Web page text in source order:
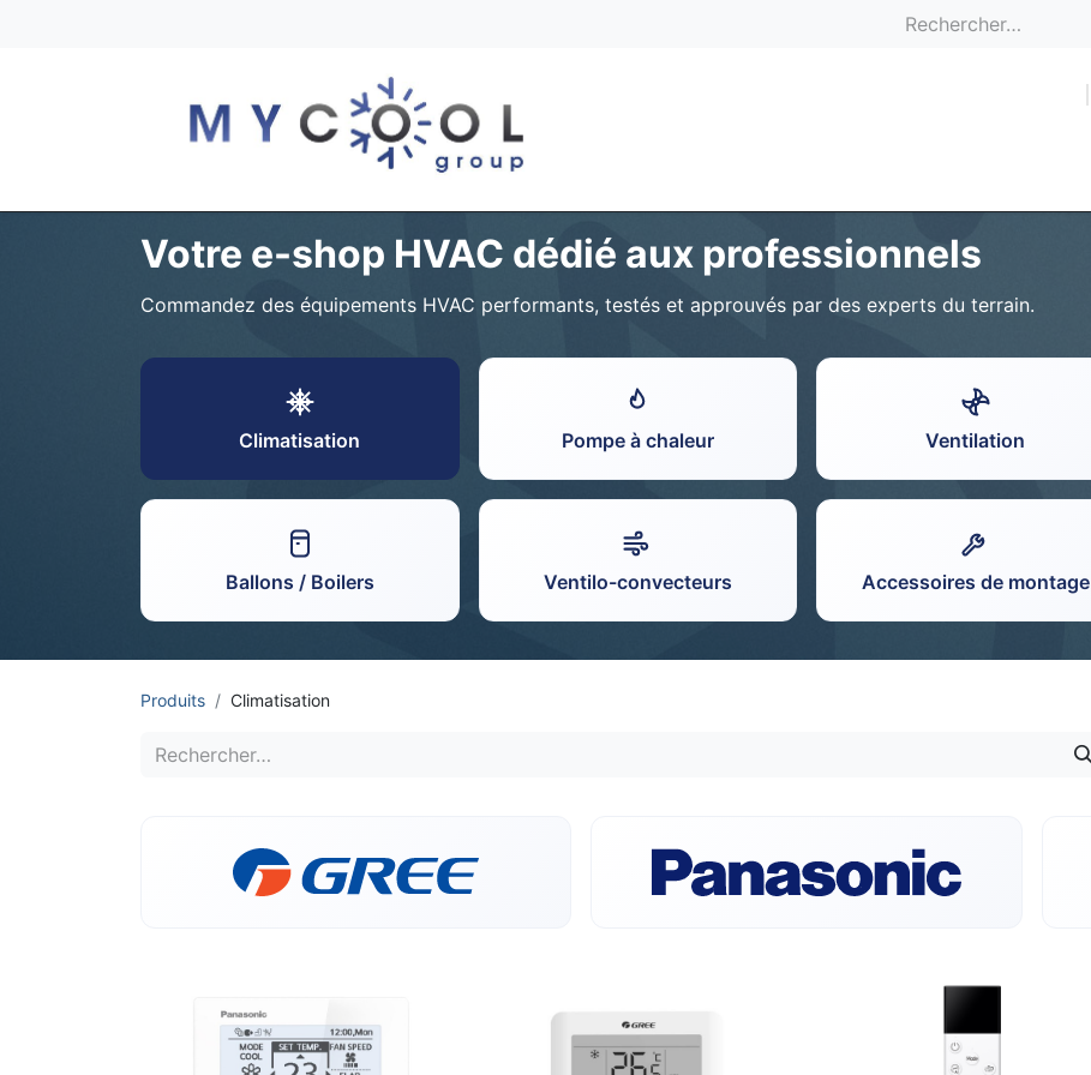
Votre e-shop HVAC dédié aux professionnels
Commandez des équipements HVAC performants, testés et approuvés par des experts du terrain.
Climatisation Pompe à chaleur Ventilation
Ballons / Boilers Ventilo-convecteurs Accessoires de montage
Produits Climatisation